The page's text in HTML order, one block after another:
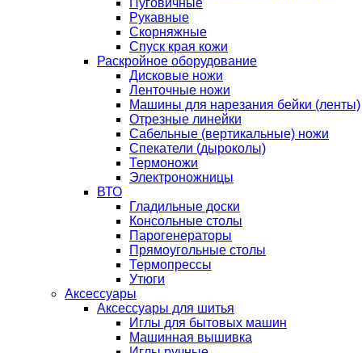
Пуговичные
Рукавные
Скорняжные
Спуск края кожи
Раскройное оборудование
Дисковые ножи
Ленточные ножи
Машины для нарезания бейки (ленты)
Отрезные линейки
Сабельные (вертикальные) ножи
Спекатели (дыроколы)
Термоножи
Электроножницы
ВТО
Гладильные доски
Консольные столы
Парогенераторы
Прямоугольные столы
Термопрессы
Утюги
Аксессуары
Аксессуары для шитья
Иглы для бытовых машин
Машинная вышивка